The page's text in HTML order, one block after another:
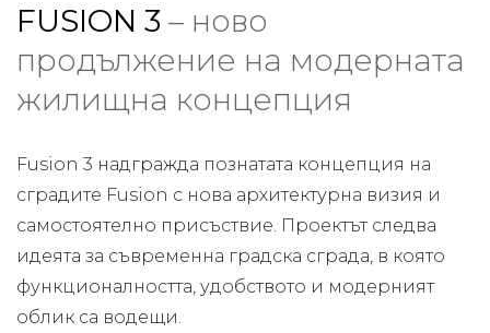
FUSION 3 – ново
продължение на модерната
жилищна концепция
Fusion 3 надгражда познатата концепция на
сградите Fusion с нова архитектурна визия и
самостоятелно присъствие. Проектът следва
идеята за съвременна градска сграда, в която
функционалността, удобството и модерният
облик са водещи.